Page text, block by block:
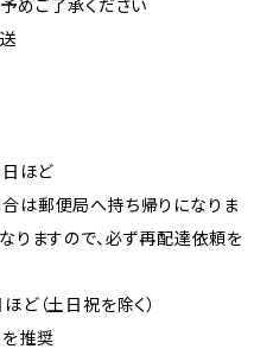
めご了承ください
ほど
は郵便局へ持ち帰りになりま
りますので、必ず再配達依頼を
（土日祝を除く）
を推奨